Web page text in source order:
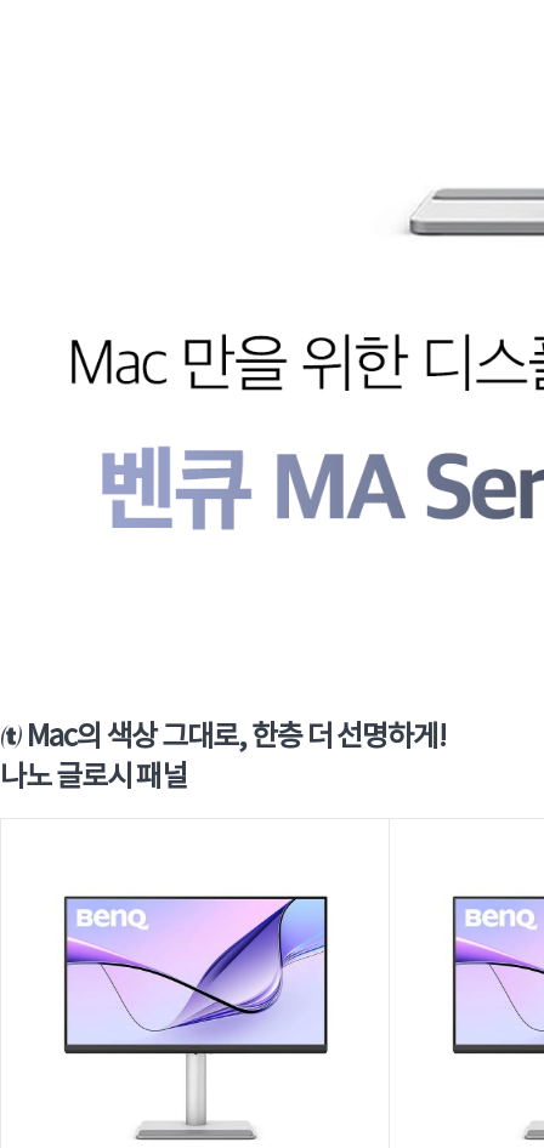
 Mac의 색상 그대로, 한층 더 선명하게!
나노 글로시 패널